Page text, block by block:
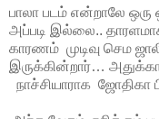
பாலா படம் என்றாலே
அப்படி இல்லை..
காரணம் முடிவு செம
இருக்கின்றார்…
நாச்சியாராக ஜோதிகா